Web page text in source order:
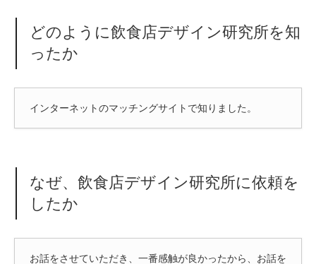
どのように飲食店デザイン研究所を知
ったか
インターネットのマッチングサイトで知りました。
なぜ、飲食店デザイン研究所に依頼を
したか
お話をさせていただき、一番感触が良かったから、お話を